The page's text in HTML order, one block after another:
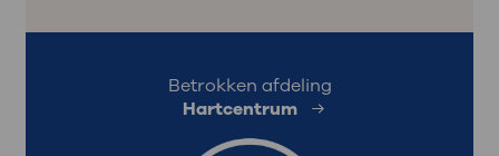
Betrokken afdeling
Hartcentrum